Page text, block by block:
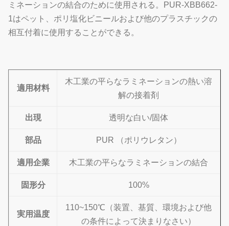
ミネーションの結合のために使用される。PUR-XBB662-
1はペット、ポリ塩化ビニールおよび他のプラスチックの
相互付着に使用することができる。
適用材料
木工業の平らなラミネーションの熱い溶
解の接着剤
出現 透明な白い/固体
部品 PUR （ポリウレタン）
適用企業 木工業の平らなラミネーションの結合
固形分 100%
実用温度
110~150℃ （装置、基質、環境および他
の条件によって決まりなさい）